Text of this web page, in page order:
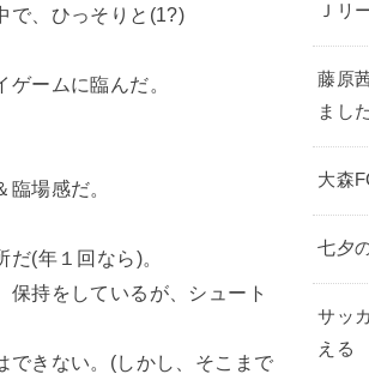
で、ひっそりと(1?)
ームに臨んだ。
場感だ。
(年１回なら)。
持をしているが、シュート
できない。(しかし、そこまで
Ｊリ
藤原
ました
大森
七夕
サッ
える